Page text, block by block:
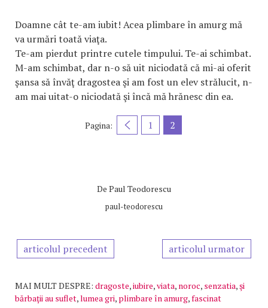
Doamne cât te-am iubit! Acea plimbare în amurg mă
va urmări toată viaţa.
Te-am pierdut printre cutele timpului. Te-ai schimbat.
M-am schimbat, dar n-o să uit niciodată că mi-ai oferit
şansa să învăţ dragostea şi am fost un elev strălucit, n-
am mai uitat-o niciodată şi încă mă hrănesc din ea.
Pagina: 1 2
De Paul Teodorescu
paul-teodorescu
articolul precedent articolul urmator
MAI MULT DESPRE: dragoste,iubire,viata, noroc, senzatia,şi
bărbaţii au suflet,lumea gri, plimbare în amurg,fascinat